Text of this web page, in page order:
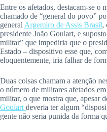
Entre os afetados, destacam-se o
chamado de “general do povo”
general Argemiro de Assis Brasil,
presidente João Goulart, e
militar” que impediria que o
Estado – dispositivo esse que,
eloquentemente, iria falhar de
Duas coisas chamam a atenção
o número de militares afetados
militar, o que mostra que, apesar
Goulart deveria ter algum
gente não seria punida da forma